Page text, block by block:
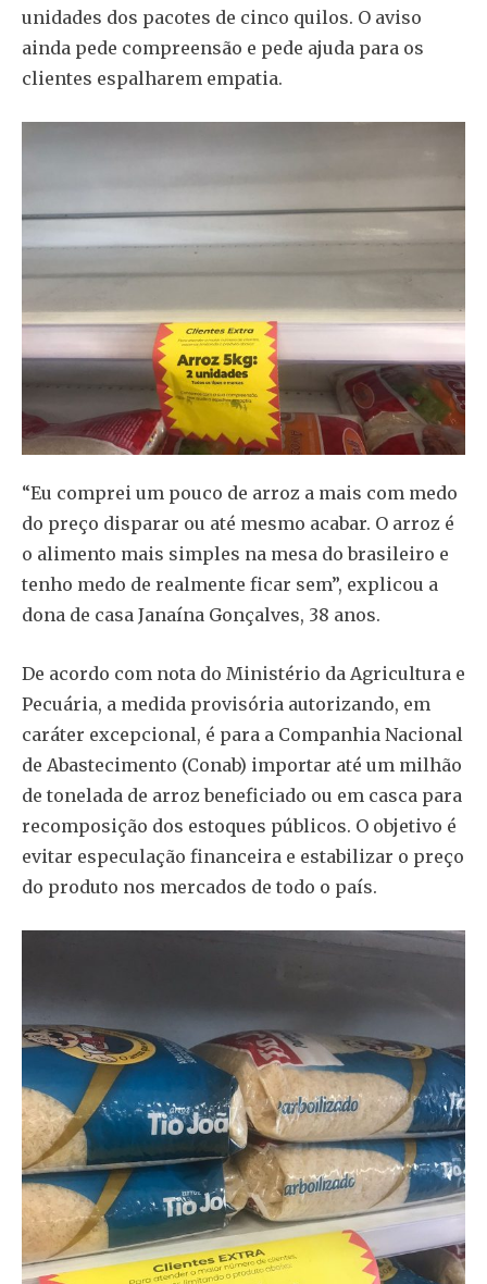
unidades dos pacotes de cinco quilos. O aviso
ainda pede compreensão e pede ajuda para os
clientes espalharem empatia.
“Eu comprei um pouco de arroz a mais com medo
do preço disparar ou até mesmo acabar. O arroz é
o alimento mais simples na mesa do brasileiro e
tenho medo de realmente ficar sem”, explicou a
dona de casa Janaína Gonçalves, 38 anos.
De acordo com nota do Ministério da Agricultura e
Pecuária, a medida provisória autorizando, em
caráter excepcional, é para a Companhia Nacional
de Abastecimento (Conab) importar até um milhão
de tonelada de arroz beneficiado ou em casca para
recomposição dos estoques públicos. O objetivo é
evitar especulação financeira e estabilizar o preço
do produto nos mercados de todo o país.